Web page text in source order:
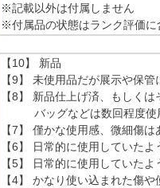
※記載以外は付属しません
※付属品の状態はランク評価に
【10】 新品
【9】 未使用品だが展示や保
【8】 新品仕上げ済、もしく
バッグなどは数回程度使
【7】 僅かな使用感、微細傷
【6】 日常的に使用していた
【5】 日常的に使用していた
【4】 かなり使い込まれた傷